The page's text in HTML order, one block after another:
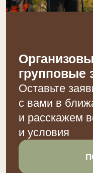
Навигация
Главная
Наши объекты
Услуги
Отзывы
Бронирование
Дополнительно
Групповые заезды
Сотрудничество